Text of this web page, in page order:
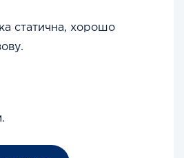
статична, хорошо